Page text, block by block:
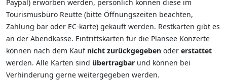
Paypal) erworben werden, persönlich können diese im
Tourismusbüro Reutte (bitte Öffnungszeiten beachten,
Zahlung bar oder EC-karte) gekauft werden. Restkarten gibt es
an der Abendkasse. Eintrittskarten für die Plansee Konzerte
können nach dem Kauf nicht zurückgegeben oder erstattet
werden. Alle Karten sind übertragbar und können bei
Verhinderung gerne weitergegeben werden.